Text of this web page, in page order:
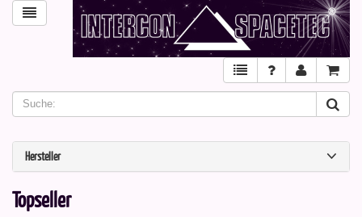
Hersteller
Topseller